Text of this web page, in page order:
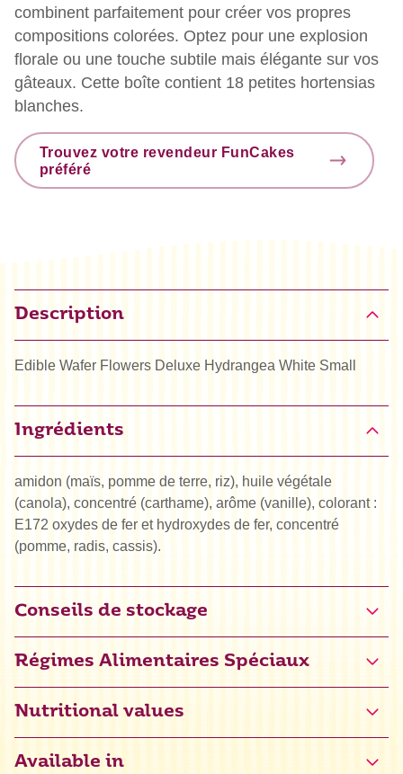
combinent parfaitement pour créer vos propres
compositions colorées. Optez pour une explosion
florale ou une touche subtile mais élégante sur vos
gâteaux. Cette boîte contient 18 petites hortensias
blanches.
Trouvez votre revendeur FunCakes
préféré
Description
Edible Wafer Flowers Deluxe Hydrangea White Small
Ingrédients
amidon (maïs, pomme de terre, riz), huile végétale
(canola), concentré (carthame), arôme (vanille), colorant :
E172 oxydes de fer et hydroxydes de fer, concentré
(pomme, radis, cassis).
Conseils de stockage
Régimes Alimentaires Spéciaux
Halal
Nutritional values
Available in